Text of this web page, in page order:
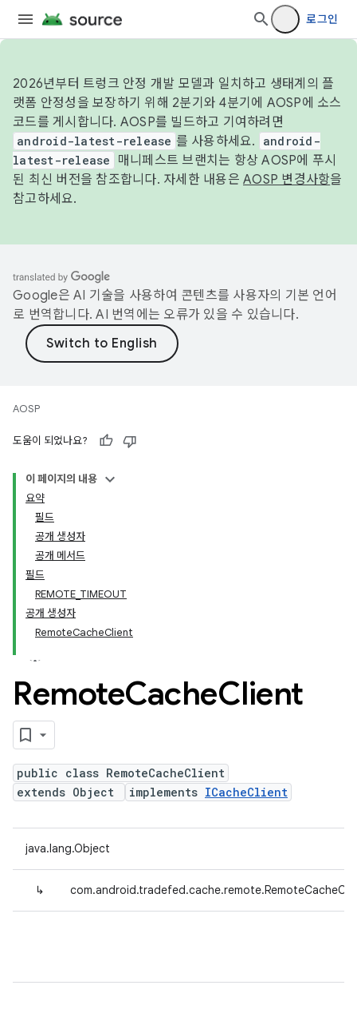
로그인
2026년부터 트렁크 안정 개발 모델과 일치하고 생태계의 플
랫폼 안정성을 보장하기 위해 2분기와 4분기에 AOSP에 소스
코드를 게시합니다. AOSP를 빌드하고 기여하려면
android-latest-release 를 사용하세요.
android-
latest-release
매니페스트 브랜치는 항상 AOSP에 푸시
된 최신 버전을 참조합니다. 자세한 내용은 AOSP 변경사항을
참고하세요.
Google은 AI 기술을 사용하여 콘텐츠를 사용자의 기본 언어
로 번역합니다. AI 번역에는 오류가 있을 수 있습니다.
AOSP
도움이 되었나요?
이 페이지의 내용
요약
필드
공개 생성자
공개 메서드
필드
REMOTE_TIMEOUT
공개 생성자
RemoteCacheClient
RemoteCacheClient
public class RemoteCacheClient
extends Object
implements ICacheClient
java.lang.Object
↳